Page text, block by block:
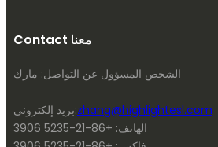
Contact معنا
الشخص المسؤول عن التواصل: مارك
بريد إلكتروني:zhang@highlightesl.com
الهاتف: +86-21-5235 3906